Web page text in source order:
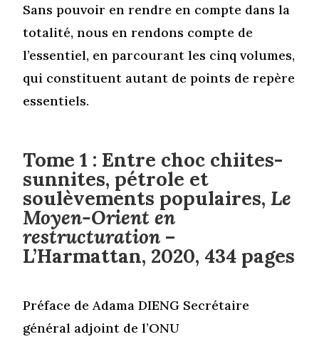
Sans pouvoir en rendre en compte dans la
totalité, nous en rendons compte de
l’essentiel, en parcourant les cinq volumes,
qui constituent autant de points de repère
essentiels.
Tome 1 : Entre choc chiites-
sunnites, pétrole et
soulèvements populaires, Le
Moyen-Orient en
restructuration–
L’Harmattan, 2020, 434 pages
Préface de Adama DIENG Secrétaire
général adjoint de l’ONU